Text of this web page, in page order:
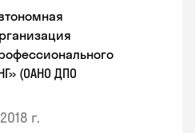
(ОАНО ДПО
2018 г.